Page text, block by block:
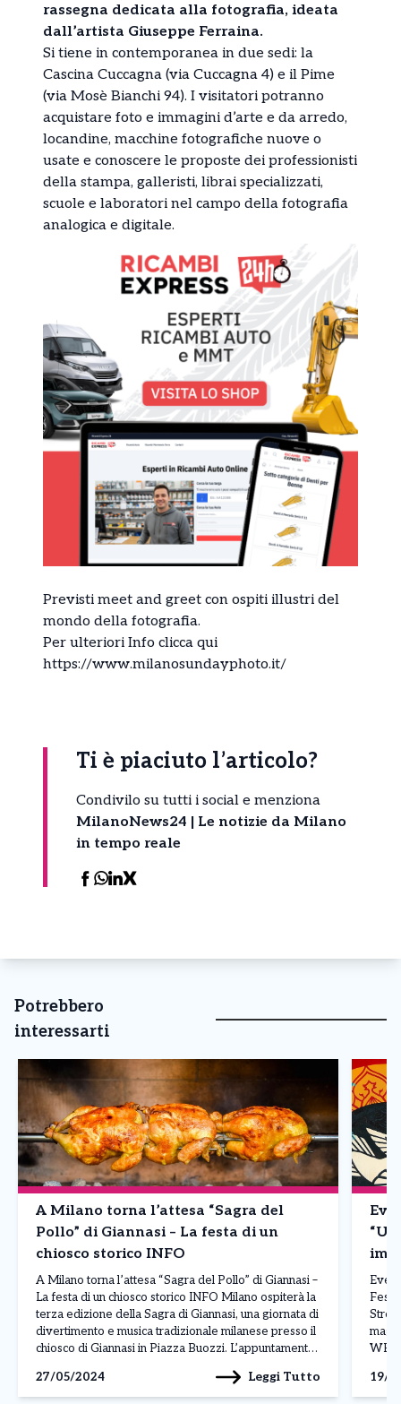
rassegna dedicata alla fotografia, ideata
dall’artista Giuseppe Ferraina.
Si tiene in contemporanea in due sedi: la
Cascina Cuccagna (via Cuccagna 4) e il Pime
(via Mosè Bianchi 94). I visitatori potranno
acquistare foto e immagini d’arte e da arredo,
locandine, macchine fotografiche nuove o
usate e conoscere le proposte dei professionisti
della stampa, galleristi, librai specializzati,
scuole e laboratori nel campo della fotografia
analogica e digitale.
Previsti meet and greet con ospiti illustri del
mondo della fotografia.
Per ulteriori Info clicca qui
https://www.milanosundayphoto.it/
Ti è piaciuto l’articolo?
Condivilo su tutti i social e menziona
MilanoNews24 | Le notizie da Milano
in tempo reale
Potrebbero
interessarti
A Milano torna l’attesa “Sagra del
Pollo” di Giannasi – La festa di un
chiosco storico INFO
A Milano torna l’attesa “Sagra del Pollo” di Giannasi –
La festa di un chiosco storico INFO Milano ospiterà la
terza edizione della Sagra di Giannasi, una giornata di
divertimento e musica tradizionale milanese presso il
chiosco di Giannasi in Piazza Buozzi. L’appuntamento
piatti tipici come […]
27/05/2024 Leggi Tutto
[…]
19/